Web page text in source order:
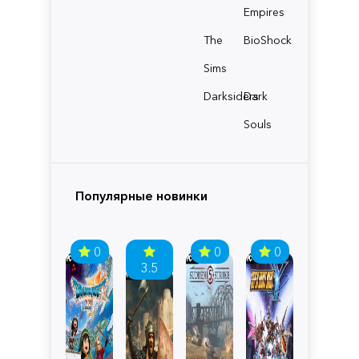
Empires
The
Sims
BioShock
Darksiders
Dark
Souls
Популярные новинки
0
3.5
0 0